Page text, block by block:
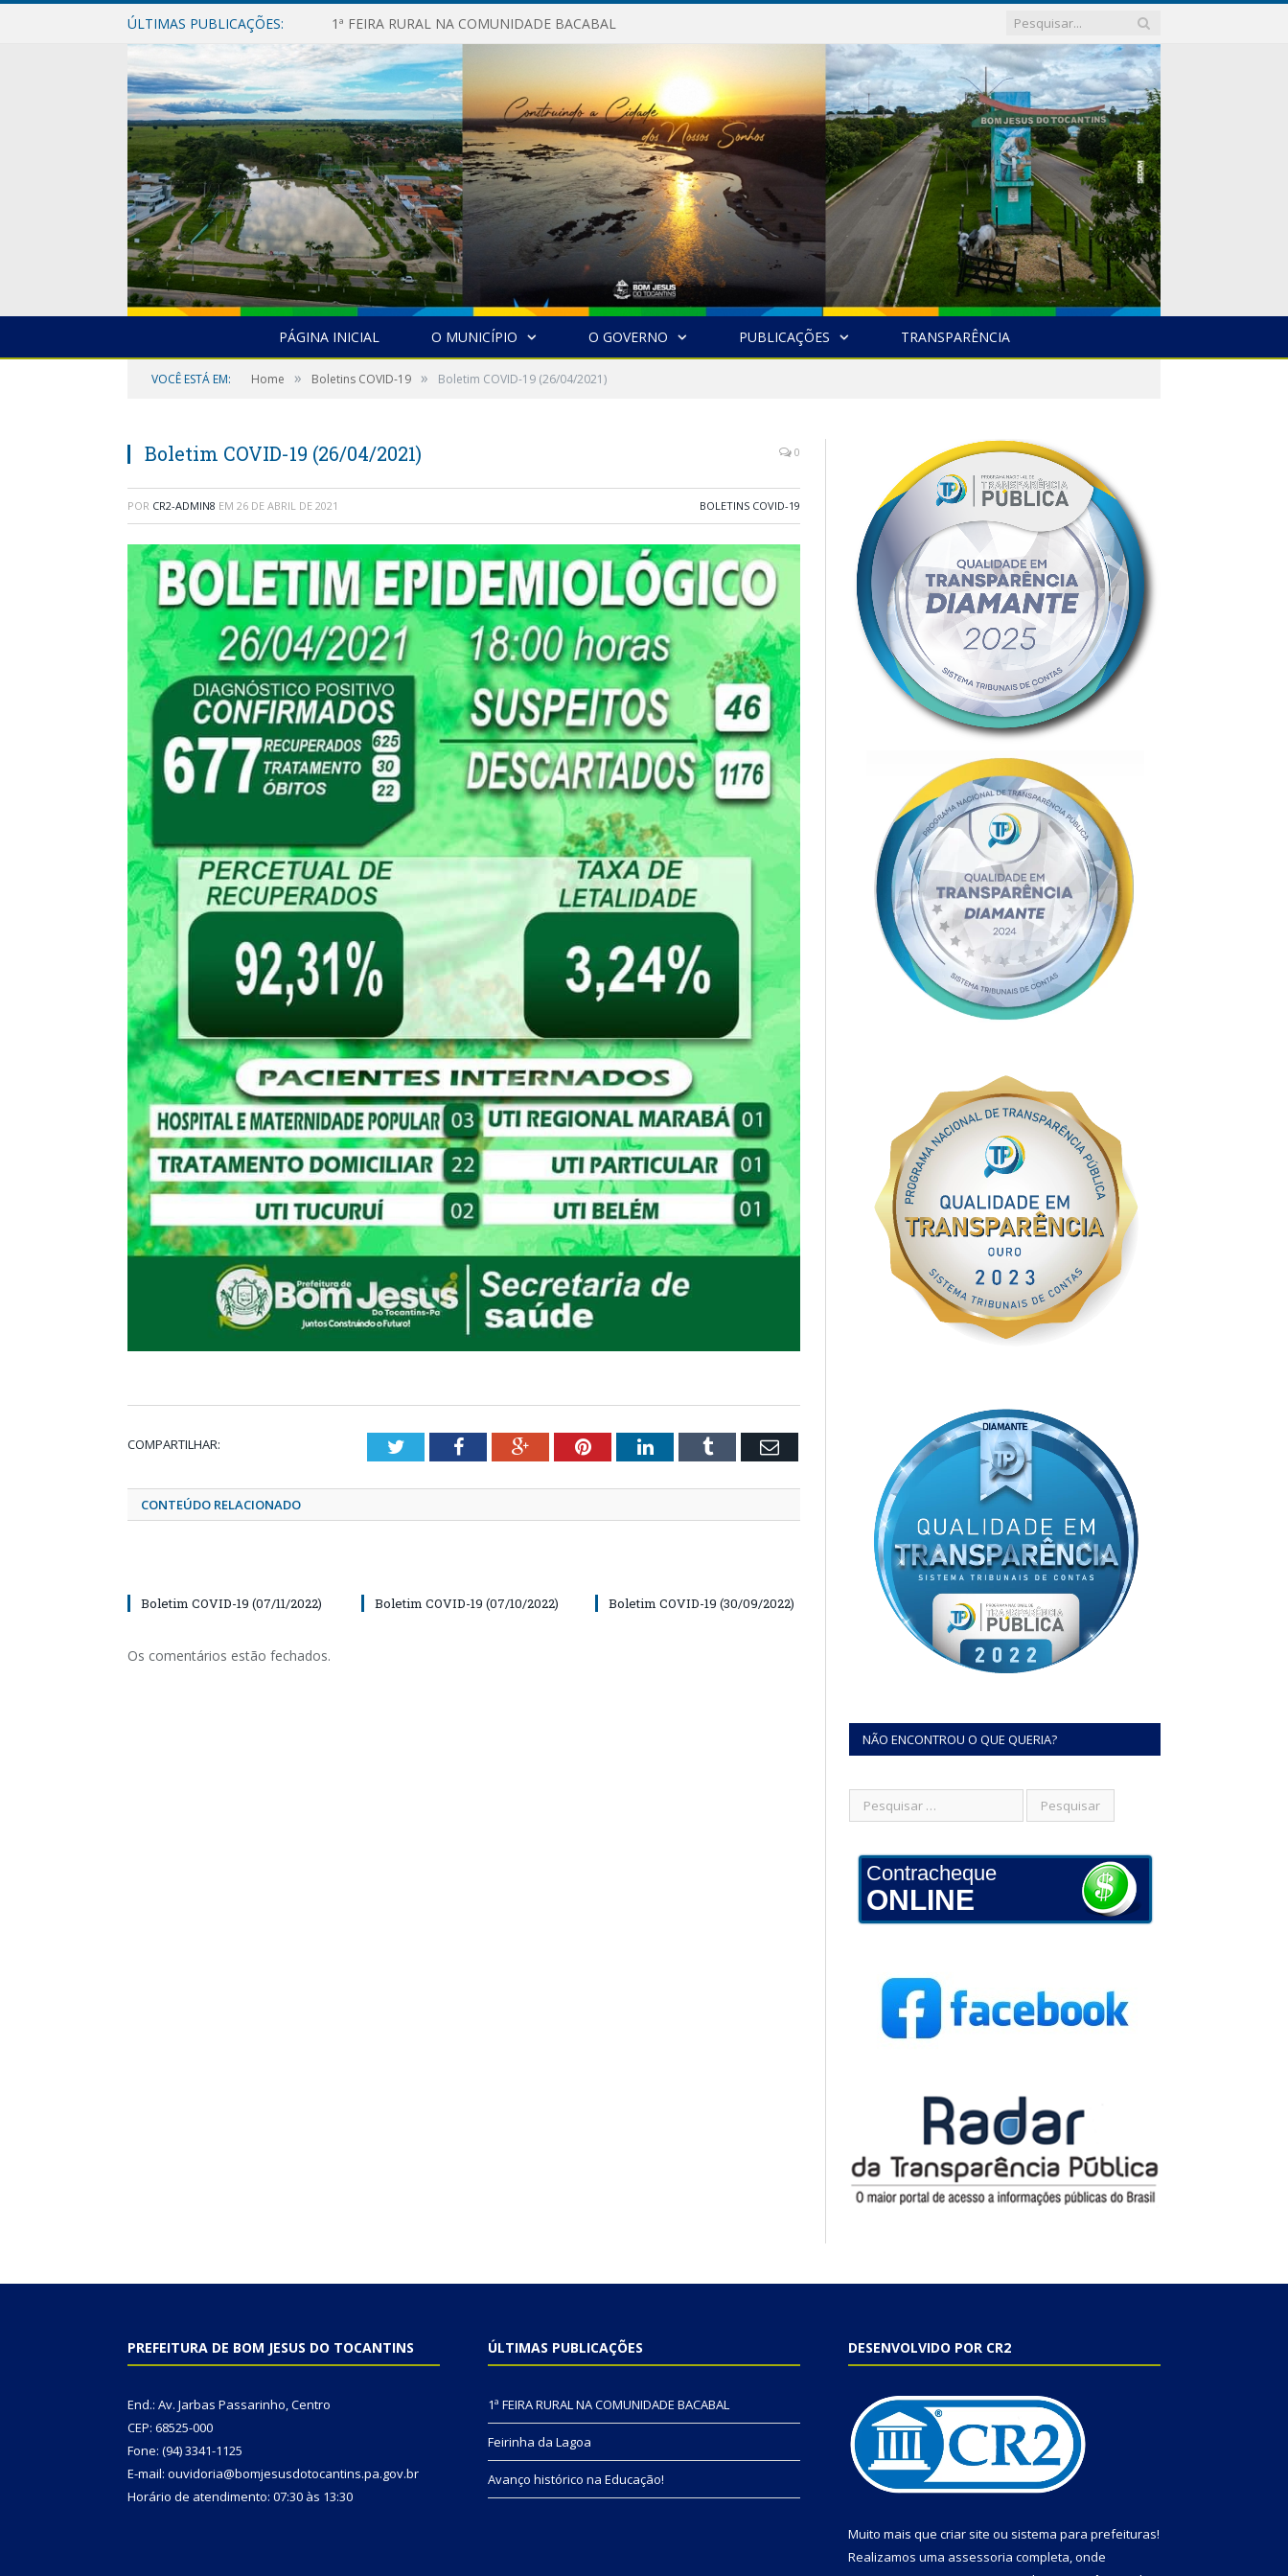
ÚLTIMAS PUBLICAÇÕES: 1ª FEIRA RURAL NA COMUNIDADE BACABAL
PÁGINA INICIAL O MUNICÍPIO O GOVERNO PUBLICAÇÕES TRANSPARÊNCIA
VOCÊ ESTÁ EM: Home » Boletins COVID-19 » Boletim COVID-19 (26/04/2021)
Boletim COVID-19 (26/04/2021) 0
POR CR2-ADMIN8 EM 26 DE ABRIL DE 2021 BOLETINS COVID-19
COMPARTILHAR: TwitterFacebookGoogle+PinterestLinkedInTumblr Email
CONTEÚDO RELACIONADO
Boletim COVID-19 (07/11/2022) Boletim COVID-19 (07/10/2022) Boletim COVID-19 (30/09/2022)
Os comentários estão fechados.
NÃO ENCONTROU O QUE QUERIA?
Contracheque
ONLINE
PREFEITURA DE BOM JESUS DO TOCANTINS
End.: Av. Jarbas Passarinho, Centro
CEP: 68525-000
Fone: (94) 3341-1125
E-mail: ouvidoria@bomjesusdotocantins.pa.gov.br
Horário de atendimento: 07:30 às 13:30
ÚLTIMAS PUBLICAÇÕES
1ª FEIRA RURAL NA COMUNIDADE BACABAL
Feirinha da Lagoa
Avanço histórico na Educação!
DESENVOLVIDO POR CR2
Muito mais que criar site ou sistema para prefeituras!
Realizamos uma assessoria completa, onde